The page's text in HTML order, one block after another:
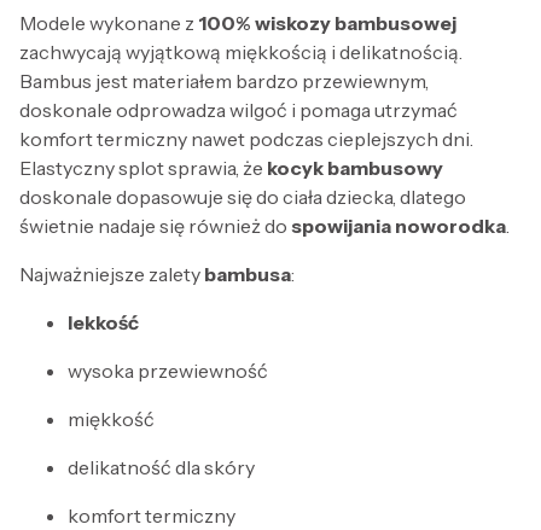
Modele wykonane z 100% wiskozy bambusowej
zachwycają wyjątkową miękkością i delikatnością.
Bambus jest materiałem bardzo przewiewnym,
doskonale odprowadza wilgoć i pomaga utrzymać
komfort termiczny nawet podczas cieplejszych dni.
Elastyczny splot sprawia, że kocyk bambusowy
doskonale dopasowuje się do ciała dziecka, dlatego
świetnie nadaje się również do spowijania noworodka
Najważniejsze zalety bambusa:
lekkość
wysoka przewiewność
miękkość
delikatność dla skóry
komfort termiczny